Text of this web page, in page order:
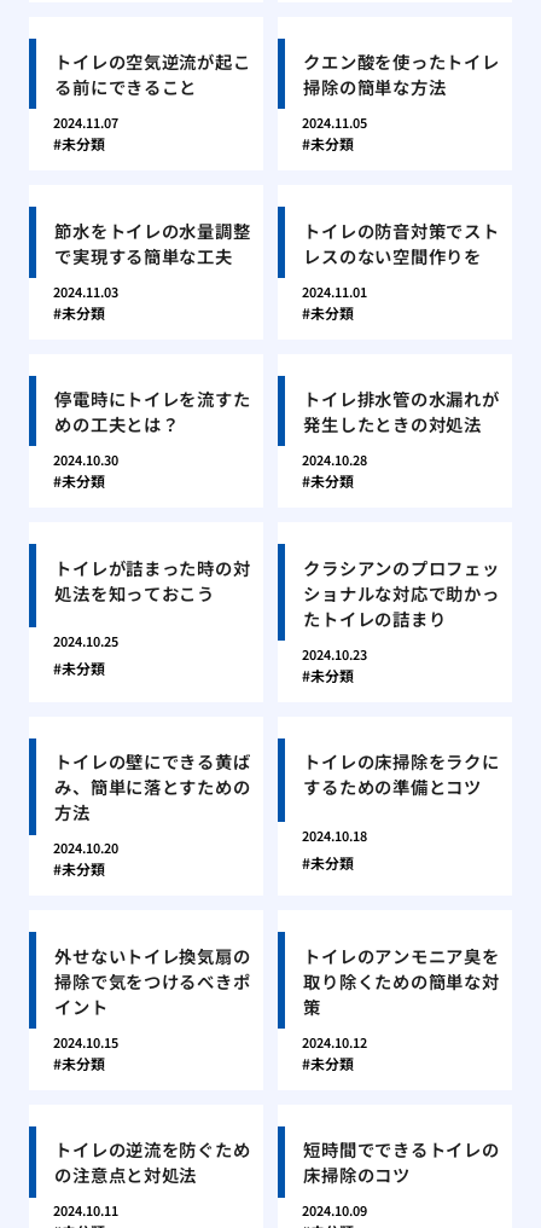
トイレの空気逆流が起こ
る前にできること
2024.11.07
未分類
クエン酸を使ったトイレ
掃除の簡単な方法
2024.11.05
未分類
節水をトイレの水量調整
で実現する簡単な工夫
2024.11.03
未分類
トイレの防音対策でスト
レスのない空間作りを
2024.11.01
未分類
停電時にトイレを流すた
めの工夫とは？
2024.10.30
未分類
トイレ排水管の水漏れが
発生したときの対処法
2024.10.28
未分類
トイレが詰まった時の対
処法を知っておこう
2024.10.25
未分類
クラシアンのプロフェッ
ショナルな対応で助かっ
たトイレの詰まり
2024.10.23
未分類
トイレの壁にできる黄ば
み、簡単に落とすための
方法
2024.10.20
未分類
トイレの床掃除をラクに
するための準備とコツ
2024.10.18
未分類
外せないトイレ換気扇の
掃除で気をつけるべきポ
イント
2024.10.15
未分類
トイレのアンモニア臭を
取り除くための簡単な対
策
2024.10.12
未分類
トイレの逆流を防ぐため
の注意点と対処法
2024.10.11
短時間でできるトイレの
床掃除のコツ
2024.10.09